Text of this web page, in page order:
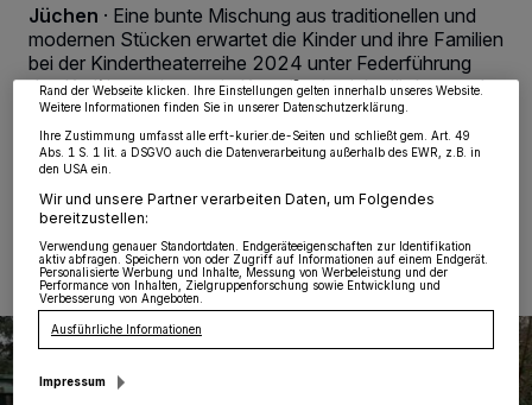
Jüchen · Eine bunte Mischung aus traditionellen und
modernen Stücken erwartet die Kinder und ihre Familien
bei der Kindertheaterreihe 2024 unter Federführung
des Kreisjugendamtes in Korschenbroich, Jüchen und
Rommerskirchen.
03.01.2024 , 10:58 Uhr Eine Minute Lesezeit
Partner verarbeiten Daten, um Ihnen Dienste bereitzustellen“ aufgeführten
Zwecke. Wenn Tracker deaktiviert sind, sind manche Inhalte und Anzeigen
möglicherweise nicht mehr so relevant für Sie. Sie können dieses Menü jederzeit
wieder aufrufen, um Ihre Einstellungen zu ändern oder Ihre Einwilligung zu
widerrufen, indem Sie auf den Link Einstellungen oder Ablehnen am unteren
Rand der Webseite klicken. Ihre Einstellungen gelten innerhalb unseres Website.
Weitere Informationen finden Sie in unserer Datenschutzerklärung.
Ihre Zustimmung umfasst alle erft-kurier.de-Seiten und schließt gem. Art. 49
Abs. 1 S. 1 lit. a DSGVO auch die Datenverarbeitung außerhalb des EWR, z.B. in
den USA ein.
Wir und unsere Partner verarbeiten Daten, um Folgendes
bereitzustellen:
Verwendung genauer Standortdaten. Endgeräteeigenschaften zur Identifikation
aktiv abfragen. Speichern von oder Zugriff auf Informationen auf einem Endgerät.
Personalisierte Werbung und Inhalte, Messung von Werbeleistung und der
Performance von Inhalten, Zielgruppenforschung sowie Entwicklung und
Verbesserung von Angeboten.
Ausführliche Informationen
Impressum